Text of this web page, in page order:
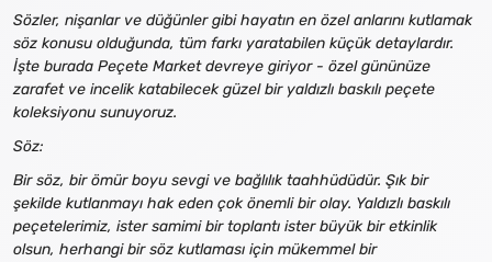
Sözler, nişanlar ve düğünler gibi hayatın en özel anlarını kutlamak
söz konusu olduğunda, tüm farkı yaratabilen küçük detaylardır.
İşte burada Peçete Market devreye giriyor - özel gününüze
zarafet ve incelik katabilecek güzel bir yaldızlı baskılı peçete
koleksiyonu sunuyoruz.
Söz:
Bir söz, bir ömür boyu sevgi ve bağlılık taahhüdüdür. Şık bir
şekilde kutlanmayı hak eden çok önemli bir olay. Yaldızlı baskılı
peçetelerimiz, ister samimi bir toplantı ister büyük bir etkinlik
olsun, herhangi bir söz kutlaması için mükemmel bir